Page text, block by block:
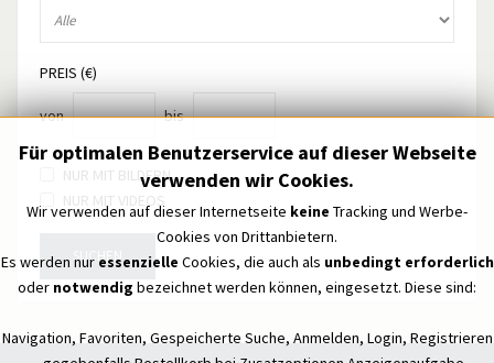
PREIS (€)
von bis
NUR MIT BILDERN
NUR MIT VIDEOS
SUCHEN
Für optimalen Benutzerservice auf dieser Webseite
verwenden wir Cookies.
Wir verwenden auf dieser Internetseite keine Tracking und Werbe-
Cookies von Drittanbietern.
Es werden nur essenzielle Cookies, die auch als unbedingt erforderlich
oder notwendig bezeichnet werden können, eingesetzt. Diese sind:
Navigation, Favoriten, Gespeicherte Suche, Anmelden, Login, Registrieren